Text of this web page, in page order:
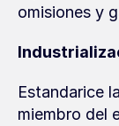
omisiones y
Estandarice
miembro del